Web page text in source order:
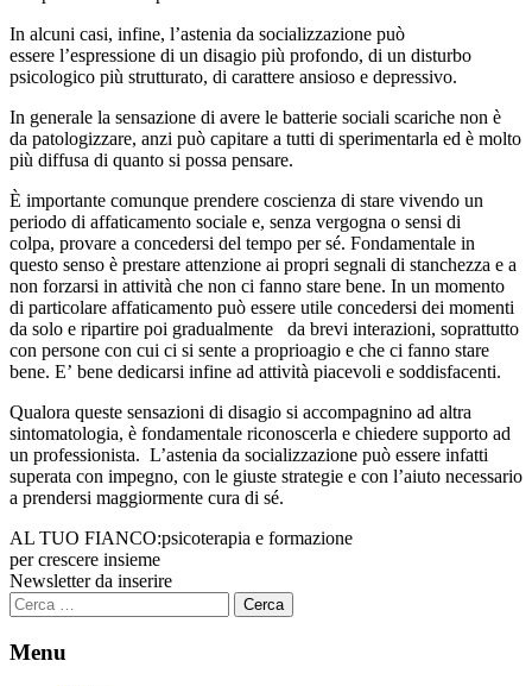
In alcuni casi, infine, l’astenia da socializzazione può
essere l’espressione di un disagio più profondo, di un disturbo
psicologico più strutturato, di carattere ansioso e depressivo.
In generale la sensazione di avere le batterie sociali scariche non è
da patologizzare, anzi può capitare a tutti di sperimentarla ed è molto
più diffusa di quanto si possa pensare.
È importante comunque prendere coscienza di stare vivendo un
periodo di affaticamento sociale e, senza vergogna o sensi di
colpa, provare a concedersi del tempo per sé. Fondamentale in
questo senso è prestare attenzione ai propri segnali di stanchezza e a
non forzarsi in attività che non ci fanno stare bene. In un momento
di particolare affaticamento può essere utile concedersi dei momenti
da solo e ripartire poi gradualmente da brevi interazioni, soprattutto
con persone con cui ci si sente a proprioagio e che ci fanno stare
bene. E’ bene dedicarsi infine ad attività piacevoli e soddisfacenti.
Qualora queste sensazioni di disagio si accompagnino ad altra
sintomatologia, è fondamentale riconoscerla e chiedere supporto ad
un professionista. L’astenia da socializzazione può essere infatti
superata con impegno, con le giuste strategie e con l’aiuto necessario
a prendersi maggiormente cura di sé.
AL TUO FIANCO:psicoterapia e formazione
per crescere insieme
Newsletter da inserire
Ricerca
per:
Menu